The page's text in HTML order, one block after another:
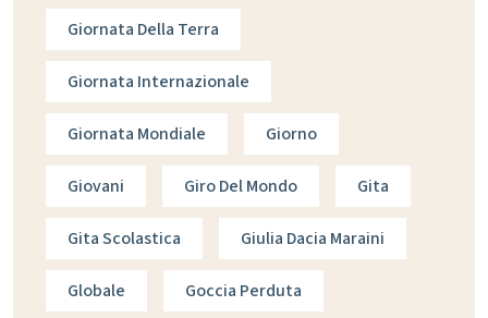
Giornata Della Terra
Giornata Internazionale
Giornata Mondiale Giorno
Giovani Giro Del Mondo Gita
Gita Scolastica Giulia Dacia Maraini
Globale Goccia Perduta